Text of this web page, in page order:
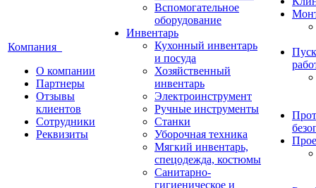
Компания
О компании
Партнеры
Отзывы
клиентов
Сотрудники
Реквизиты
Вспомогательное
оборудование
Инвентарь
Кухонный инвентарь
и посуда
Хозяйственный
инвентарь
Электроинструмент
Ручные инструменты
Станки
Уборочная техника
Мягкий инвентарь,
спецодежда, костюмы
Санитарно-
гигиеническое и